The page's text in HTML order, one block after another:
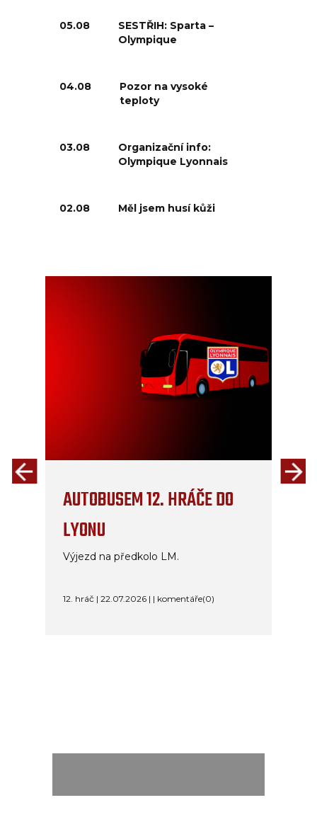
05.08
SESTŘIH: Sparta –
Olympique
04.08
Pozor na vysoké
teploty
03.08
Organizační info:
Olympique Lyonnais
02.08 Měl jsem husí kůži
AUTOBUSEM 12. HRÁČE DO
LYONU
Výjezd na předkolo LM.
12. hráč | 22.07.2026 | | komentáře(0)